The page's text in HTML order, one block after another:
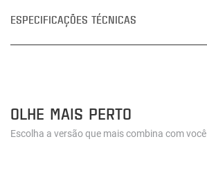
ESPECIFICAÇÕES TÉCNICAS
OLHE MAIS PERTO
Escolha a versão que mais combina com você